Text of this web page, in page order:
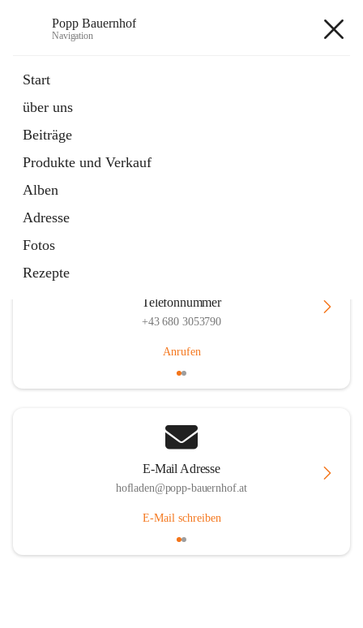
Popp Bauernhof
Navigation
Start
über uns
Beiträge
Produkte und Verkauf
Alben
Adresse
Fotos
Rezepte
Telefonnummer
+43 680 3053790
Anrufen
E-Mail Adresse
hofladen@popp-bauernhof.at
E-Mail schreiben